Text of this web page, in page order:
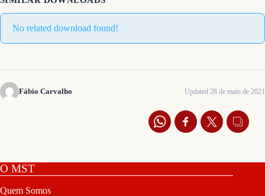
No related download found!
Fábio Carvalho Updated 28 de maio de 2021
O MST
Quem Somos